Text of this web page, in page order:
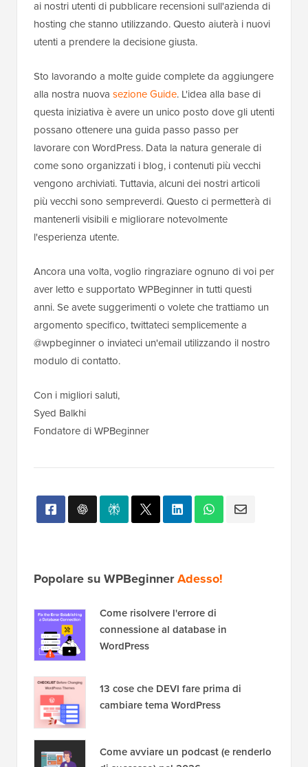
ai nostri utenti di pubblicare recensioni sull'azienda di
hosting che stanno utilizzando. Questo aiuterà i nuovi
utenti a prendere la decisione giusta.
Sto lavorando a molte guide complete da aggiungere
alla nostra nuova sezione Guide. L'idea alla base di
questa iniziativa è avere un unico posto dove gli utenti
possano ottenere una guida passo passo per
lavorare con WordPress. Data la natura generale di
come sono organizzati i blog, i contenuti più vecchi
vengono archiviati. Tuttavia, alcuni dei nostri articoli
più vecchi sono sempreverdi. Questo ci permetterà di
mantenerli visibili e migliorare notevolmente
l'esperienza utente.
Ancora una volta, voglio ringraziare ognuno di voi per
aver letto e supportato WPBeginner in tutti questi
anni. Se avete suggerimenti o volete che trattiamo un
argomento specifico, twittateci semplicemente a
@wpbeginner o inviateci un'email utilizzando il nostro
modulo di contatto.
Con i migliori saluti,
Syed Balkhi
Fondatore di WPBeginner
Popolare su WPBeginnerAdesso!
Come risolvere l'errore di
connessione al database in
WordPress
13 cose che DEVI fare prima di
cambiare tema WordPress
Come avviare un podcast (e renderlo